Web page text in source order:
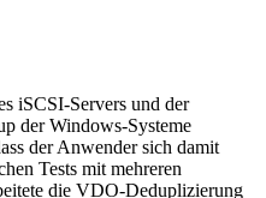
iSCSI-Servers und der
der Windows-Systeme
der Anwender sich damit
Tests mit mehreren
die VDO-Deduplizierung